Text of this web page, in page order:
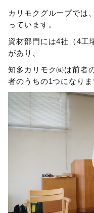
カリモクグループでは
っています。
資材部門には4社（4工
があり、
知多カリモク㈱は前者
者のうちの1つになりま